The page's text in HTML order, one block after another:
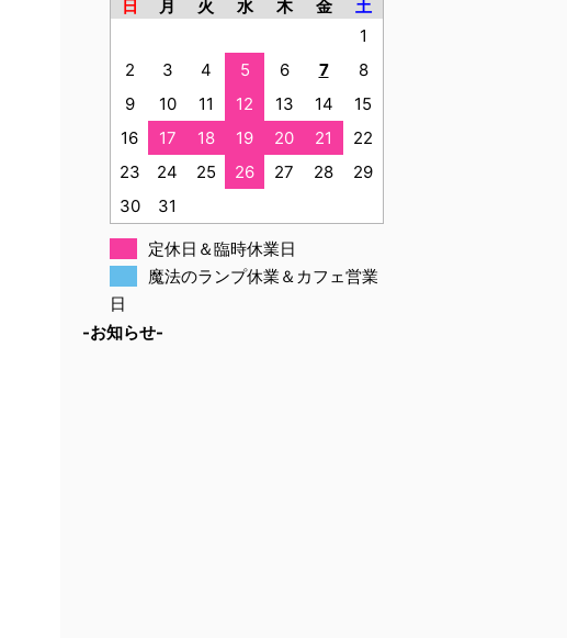
日 月 火 水 木 金
土
1
2
3 4 5 6 7
8
9
10 11 12 13 14
15
16
17 18 19 20 21
22
23
24 25 26 27 28
29
30
31
定休日＆臨時休業日
魔法のランプ休業＆カフェ営業
日
-お知らせ-